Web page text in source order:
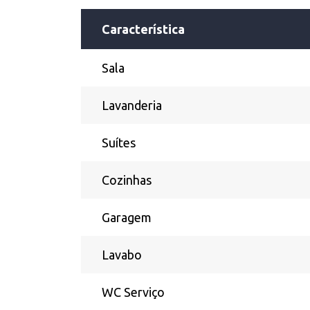
Característica
Sala
Lavanderia
Suítes
Cozinhas
Garagem
Lavabo
WC Serviço